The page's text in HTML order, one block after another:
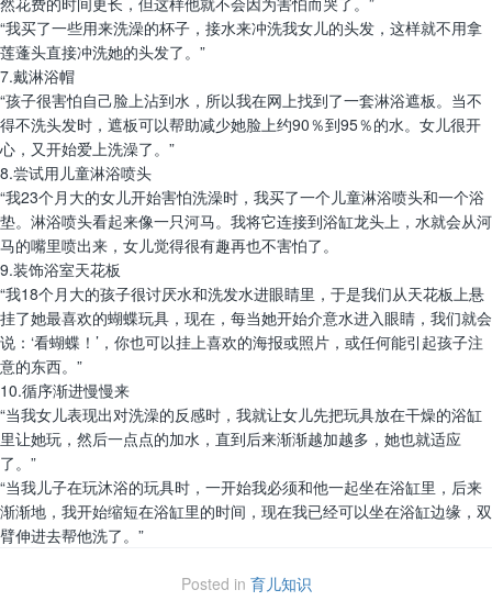
“我买了一些用来洗澡的杯子，接水来冲洗我女儿的头发，这样就不用拿
莲蓬头直接冲洗她的头发了。”
7.戴淋浴帽
“孩子很害怕自己脸上沾到水，所以我在网上找到了一套淋浴遮板。当不
得不洗头发时，遮板可以帮助减少她脸上约90％到95％的水。女儿很开
心，又开始爱上洗澡了。”
8.尝试用儿童淋浴喷头
“我23个月大的女儿开始害怕洗澡时，我买了一个儿童淋浴喷头和一个浴
垫。淋浴喷头看起来像一只河马。我将它连接到浴缸龙头上，水就会从河
马的嘴里喷出来，女儿觉得很有趣再也不害怕了。
9.装饰浴室天花板
“我18个月大的孩子很讨厌水和洗发水进眼睛里，于是我们从天花板上悬
挂了她最喜欢的蝴蝶玩具，现在，每当她开始介意水进入眼睛，我们就会
说：‘看蝴蝶！’，你也可以挂上喜欢的海报或照片，或任何能引起孩子注
意的东西。”
10.循序渐进慢慢来
“当我女儿表现出对洗澡的反感时，我就让女儿先把玩具放在干燥的浴缸
里让她玩，然后一点点的加水，直到后来渐渐越加越多，她也就适应
了。”
“当我儿子在玩沐浴的玩具时，一开始我必须和他一起坐在浴缸里，后来
渐渐地，我开始缩短在浴缸里的时间，现在我已经可以坐在浴缸边缘，双
臂伸进去帮他洗了。”
Posted in 育儿知识